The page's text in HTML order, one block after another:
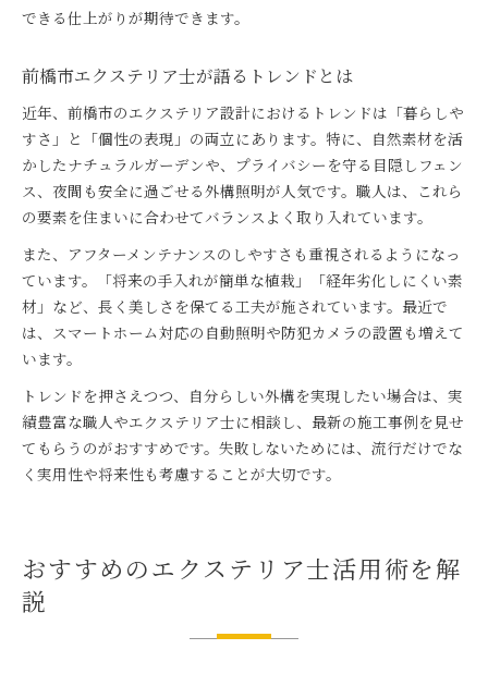
できる仕上がりが期待できます。
前橋市エクステリア士が語るトレンドとは
近年、前橋市のエクステリア設計におけるトレンドは「暮らしや
すさ」と「個性の表現」の両立にあります。特に、自然素材を活
かしたナチュラルガーデンや、プライバシーを守る目隠しフェン
ス、夜間も安全に過ごせる外構照明が人気です。職人は、これら
の要素を住まいに合わせてバランスよく取り入れています。
また、アフターメンテナンスのしやすさも重視されるようになっ
ています。「将来の手入れが簡単な植栽」「経年劣化しにくい素
材」など、長く美しさを保てる工夫が施されています。最近で
は、スマートホーム対応の自動照明や防犯カメラの設置も増えて
います。
トレンドを押さえつつ、自分らしい外構を実現したい場合は、実
績豊富な職人やエクステリア士に相談し、最新の施工事例を見せ
てもらうのがおすすめです。失敗しないためには、流行だけでな
く実用性や将来性も考慮することが大切です。
おすすめのエクステリア士活用術を解
説